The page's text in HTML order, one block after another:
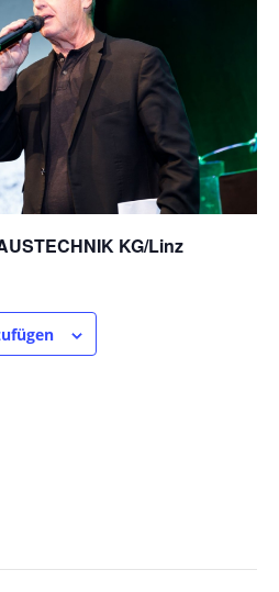
KG/Linz